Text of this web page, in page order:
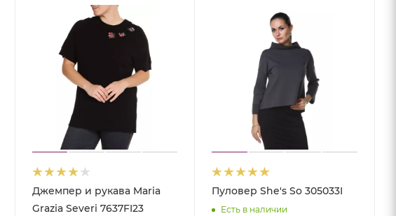
Джемпер и рукава Maria
Grazia Severi 7637FI23
Пуловер She's So 305033I
Есть в наличии